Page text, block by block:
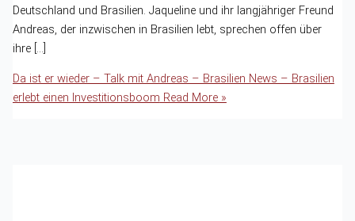
Deutschland und Brasilien. Jaqueline und ihr langjähriger Freund
Andreas, der inzwischen in Brasilien lebt, sprechen offen über
ihre […]
Da ist er wieder – Talk mit Andreas – Brasilien News – Brasilien
erlebt einen Investitionsboom Read More »